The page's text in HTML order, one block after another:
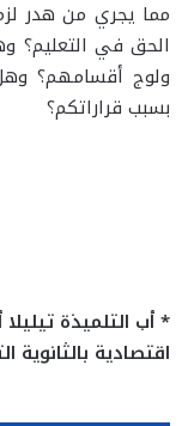
مما يجري من هدر
الحق في التعليم؟
ولوج أقسامهم؟
بسبب قراراتكم؟
* أب التلميذة
اقتصادية بالثانوية